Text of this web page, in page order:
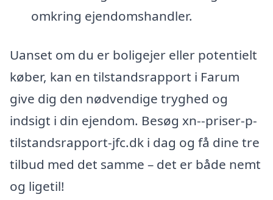
omkring ejendomshandler.
Uanset om du er boligejer eller potentielt
køber, kan en tilstandsrapport i Farum
give dig den nødvendige tryghed og
indsigt i din ejendom. Besøg xn--priser-p-
tilstandsrapport-jfc.dk i dag og få dine tre
tilbud med det samme – det er både nemt
og ligetil!